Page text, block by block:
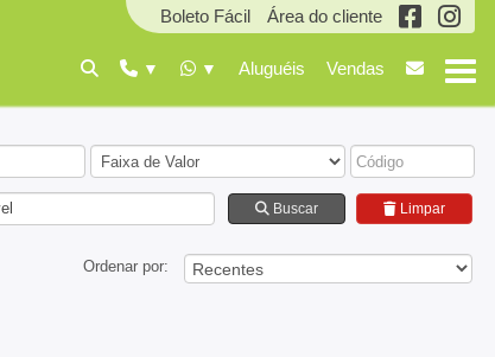
Boleto Fácil Área do cliente
Aluguéis Vendas
Buscar Limpar
Ordenar por: